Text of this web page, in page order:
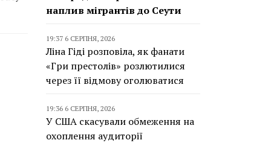
наплив мігрантів до Сеути
19:37 6 СЕРПНЯ, 2026
Ліна Гіді розповіла, як фанати
«Гри престолів» розлютилися
через її відмову оголюватися
19:36 6 СЕРПНЯ, 2026
У США скасували обмеження на
охоплення аудиторії